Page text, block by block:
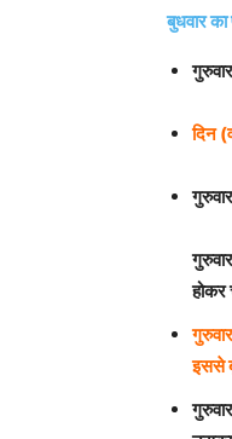
बुधवार का
दिन
होकर
इससे